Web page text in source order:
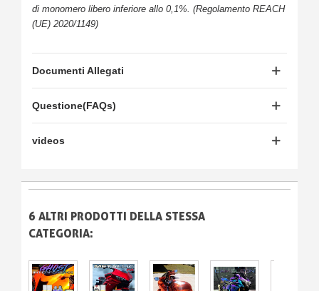
di monomero libero inferiore allo 0,1%. (Regolamento REACH
(UE) 2020/1149)
Documenti Allegati
Questione(FAQs)
videos
6 ALTRI PRODOTTI DELLA STESSA
CATEGORIA: